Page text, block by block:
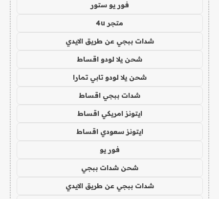
فور يو ستور
متجر 4u
شدات ببجي عن طريق الايدي
شحن يلا لودو اقساط
شحن يلا لودو تابي تمارا
شدات ببجي اقساط
ايتونز امريكي اقساط
ايتونز سعودي اقساط
فور يو
شحن شدات ببجي
شدات ببجي عن طريق الايدي